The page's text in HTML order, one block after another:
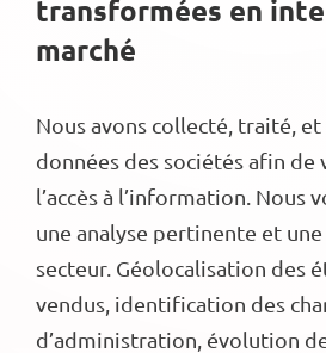
transformées en
marché
Nous avons collecté, traité,
données des sociétés afin de
l’accès à l’information. Nous
une analyse pertinente et une
secteur. Géolocalisation des
vendus, identification des
d’administration, évolution